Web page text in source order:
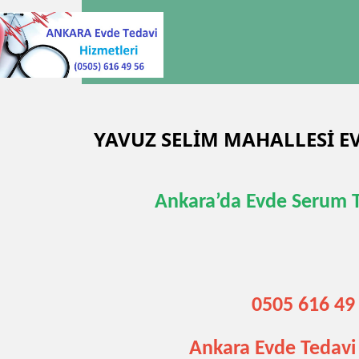
YAVUZ SELİM MAHALLESİ
Ankara’da Evde Serum
0505 616
Ankara Evde